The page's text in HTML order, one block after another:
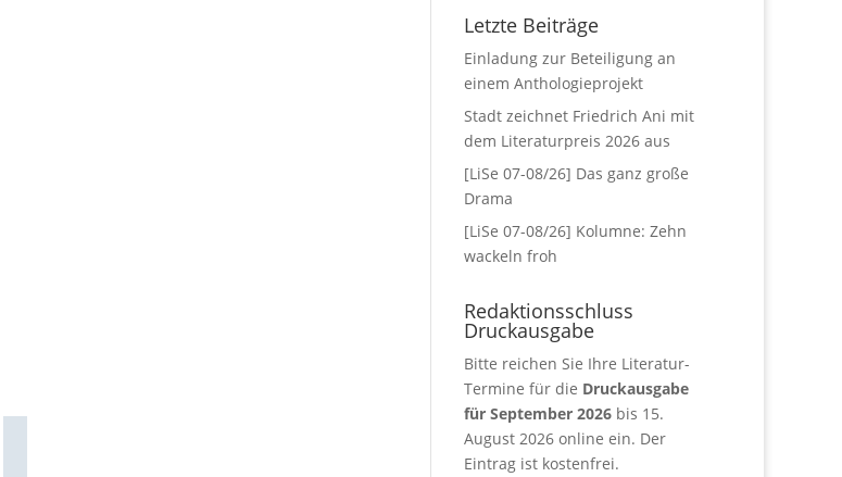
Letzte Beiträge
Einladung zur Beteiligung an
einem Anthologieprojekt
Stadt zeichnet Friedrich Ani mit
dem Literaturpreis 2026 aus
[LiSe 07-08/26] Das ganz große
Drama
[LiSe 07-08/26] Kolumne: Zehn
wackeln froh
Redaktionsschluss
Druckausgabe
Bitte reichen Sie Ihre Literatur-
Termine für die Druckausgabe
für September 2026 bis 15.
August 2026 online ein. Der
Eintrag ist kostenfrei.